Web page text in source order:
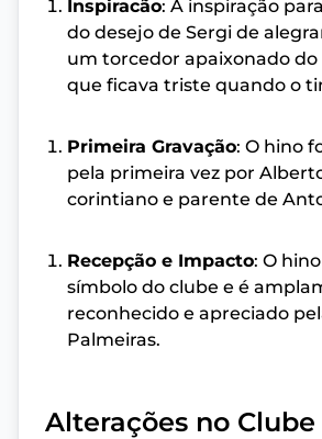
Inspiracão: A inspiração
do desejo de Sergi de
um torcedor apaixonado do
que ficava triste quando o
Primeira Gravação: O hino
pela primeira vez por
corintiano e parente de
Recepção e Impacto: O
símbolo do clube e é
reconhecido e apreciado
Palmeiras.
Alterações no Clube